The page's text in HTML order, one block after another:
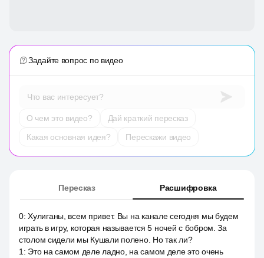
Задайте вопрос по видео
Что вас интересует?
О чем это видео?
Дай краткий пересказ
Какая основная идея?
Перескажи видео
Пересказ Расшифровка
0:Хулиганы, всем привет. Вы на канале сегодня мы будем
играть в игру, которая называется 5 ночей с бобром. За
столом сидели мы Кушали полено. Но так ли?
1 : Это на самом деле ладно, на самом деле это очень